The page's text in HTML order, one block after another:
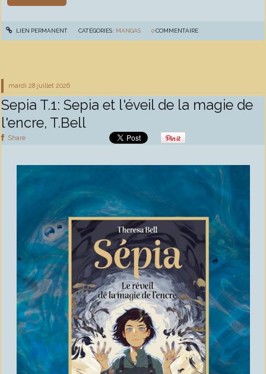
LIEN PERMANENT CATÉGORIES : MANGAS 0COMMENTAIRE
mardi 28 juillet 2026
Sepia T.1: Sepia et l'éveil de la magie de
l'encre, T.Bell
Share